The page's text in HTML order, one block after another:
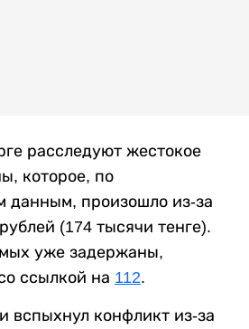
расследуют жестокое
которое, по
данным, произошло из-за
(174 тысячи тенге).
уже задержаны,
ссылкой на 112.
вспыхнул конфликт из-за